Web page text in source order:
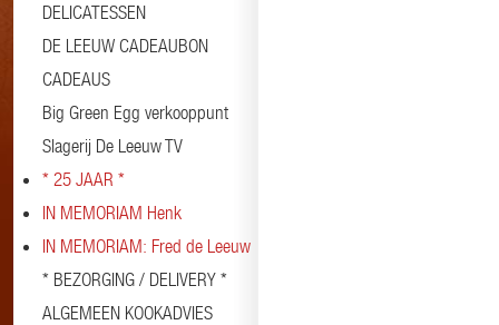
DELICATESSEN
DE LEEUW CADEAUBON
CADEAUS
Big Green Egg verkooppunt
Slagerij De Leeuw TV
* 25 JAAR *
IN MEMORIAM Henk
IN MEMORIAM: Fred de Leeuw
* BEZORGING / DELIVERY *
ALGEMEEN KOOKADVIES